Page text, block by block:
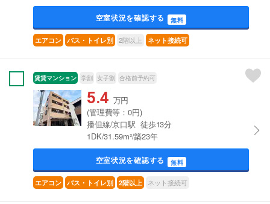
空室状況を確認する 無料
エアコン バス・トイレ別 2階以上 ネット接続可
賃貸マンション 学割 女子割 合格前予約可
5.4 万円
(管理費等：0円)
播但線/京口駅 徒歩13分
1DK/31.59m²/築23年
空室状況を確認する 無料
エアコン バス・トイレ別 2階以上 ネット接続可